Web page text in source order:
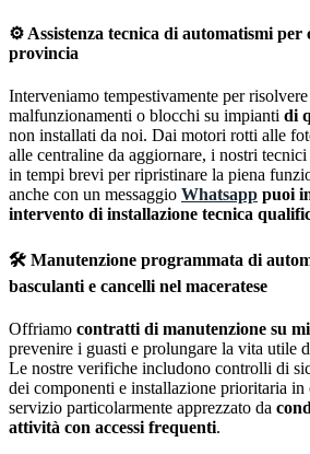
⚙️ Assistenza tecnica di automatismi per
provincia
Interveniamo tempestivamente per
malfunzionamenti o blocchi su impianti di
non installati da noi. Dai motori rotti alle
alle centraline da aggiornare, i nostri
in tempi brevi per ripristinare la piena
anche con un messaggio Whatsapp puoi
intervento di installazione tecnica
🛠 Manutenzione programmata di
basculanti e cancelli nel maceratese
Offriamo contratti di manutenzione su
prevenire i guasti e prolungare la vita utile
Le nostre verifiche includono controlli di
dei componenti e installazione prioritaria in
servizio particolarmente apprezzato da
attività con accessi frequenti.